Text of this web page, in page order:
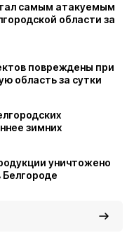
самым атакуемым
области за
повреждены при
область за сутки
зимних
уничтожено
Белгороде